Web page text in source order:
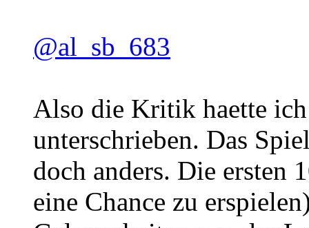
@al_sb_683
Also die Kritik haette
unterschrieben. Das
doch anders. Die ersten
eine Chance zu